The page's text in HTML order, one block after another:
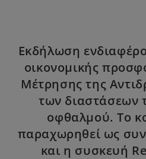
Εκδήλωση
οικονομικής
Μέτρησης της
των διαστάσεων
οφθαλμού. Το
παραχωρηθεί ως
και η συσκευή